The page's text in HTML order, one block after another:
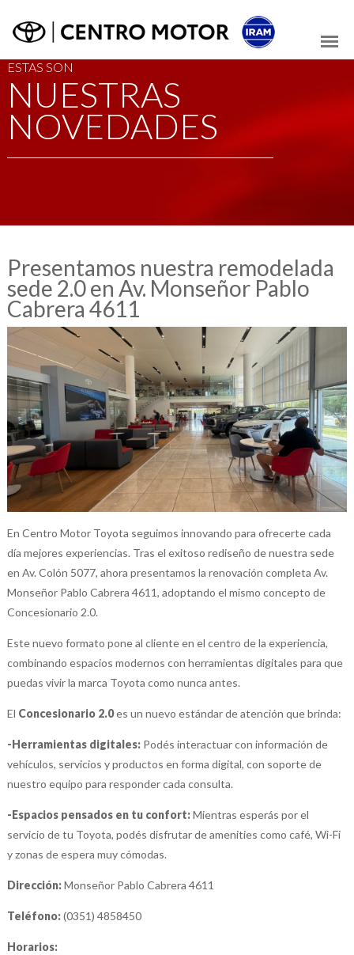
ESTAS SON
NUESTRAS
NOVEDADES
Presentamos nuestra remodelada
sede 2.0 en Av. Monseñor Pablo
Cabrera 4611
En Centro Motor Toyota seguimos innovando para ofrecerte cada
día mejores experiencias. Tras el exitoso rediseño de nuestra sede
en Av. Colón 5077, ahora presentamos la renovación completa Av.
Monseñor Pablo Cabrera 4611, adoptando el mismo concepto de
Concesionario 2.0.
Este nuevo formato pone al cliente en el centro de la experiencia,
combinando espacios modernos con herramientas digitales para que
puedas vivir la marca Toyota como nunca antes.
El Concesionario 2.0es un nuevo estándar de atención que brinda:
-Herramientas digitales:Podés interactuar con información de
vehículos, servicios y productos en forma digital, con soporte de
nuestro equipo para responder cada consulta.
-Espacios pensados en tu confort:Mientras esperás por el
servicio de tu Toyota, podés disfrutar de amenities como café, Wi-Fi
y zonas de espera muy cómodas.
Dirección:Monseñor Pablo Cabrera 4611
Teléfono:(0351) 4858450
Horarios: